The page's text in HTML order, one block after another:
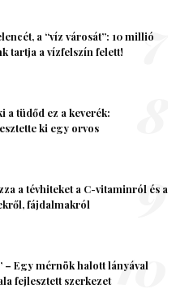
a “víz városát”: 10 millió
tartja a vízfelszín felett!
7
a tüdőd ez a keverék:
ki egy orvos
a tévhiteket a C-vitaminról és a
fájdalmakról
9
– Egy mérnök halott lányával
fejlesztett szerkezet 10